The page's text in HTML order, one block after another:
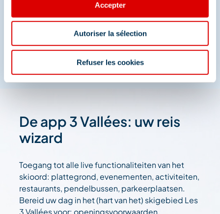
Accepter
Autoriser la sélection
Refuser les cookies
En we zijn ook te vinden op de sociale media
De app 3 Vallées: uw reis
wizard
Toegang tot alle live functionaliteiten van het
skioord: plattegrond, evenementen, activiteiten,
restaurants, pendelbussen, parkeerplaatsen.
Bereid uw dag in het (hart van het) skigebied Les
3 Vallées voor: openingsvoorwaarden,